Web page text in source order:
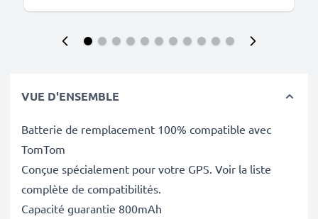
VUE D'ENSEMBLE
Batterie de remplacement 100% compatible avec
TomTom
Conçue spécialement pour votre GPS. Voir la liste
complète de compatibilités.
Capacité guarantie 800mAh